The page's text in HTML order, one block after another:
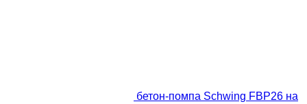
бетон-помпа Schwing FBP26 на